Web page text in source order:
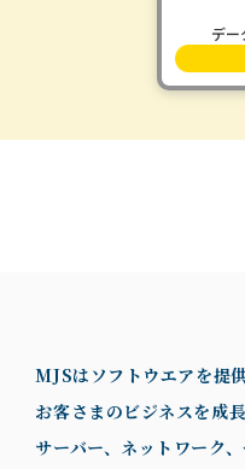
デー
MJSはソフトウエアを提
お客さまのビジネスを成
サーバー、ネットワーク、